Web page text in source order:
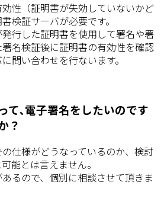
性（証明書が失効していないかど
検証サーバが必要です。
行した証明書を使用して署名や署
名検証後に証明書の有効性を確認
問い合わせを行ないます。
て､電子署名をしたいのです
？
仕様がどうなっているのか、検討
能とは言えません。
るので、個別に相談させて頂きま